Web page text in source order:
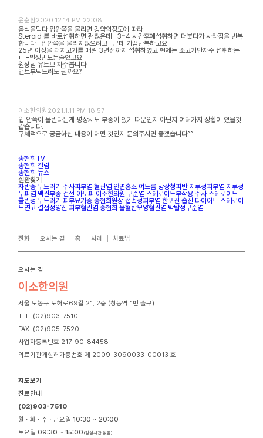
윤춘환2020.12.14 PM 22:08
음식을먹다 입안쪽을 물리면 강약의정도에 따라-
Steroid 를 바로섭취하면 괜찮은데- 3~4 시간후에섭취하면 더붓다가 사라짐을 반복
합니다 -입안쪽을 물리지않으려고 -근데 가끔반복하고요
25년 이상을 돼지고기를 매일 3년전까지 섭취하였고 현제는 소고기만자주 섭취하는
ㄷ -발생빈도는줄었고요
원장님 유트브 자주봅니다
맨트부탁드려도 될까요?
이소한의원 2021.1.11 PM 18:57
입 안쪽이 물린다는게 평상시도 부종이 있기 때문인지 아닌지 여러가지 상황이 있을것
같습니다.
구체적으로 궁금하신 내용이 어떤 것인지 문의주시면 좋겠습니다^^
송현희TV
송현희 칼럼
송현희 뉴스
질환찾기
자반증 두드러기 주사피부염 혈관염 안면홍조 여드름 망상청피반 지루성피부염 지루성
두피염 맥관부종 건선 아토피 이소한의원 구순염 스테로이드부작용 주사 스테로이드
콜린성 두드러기 피부묘기증 송현희원장 접촉성피부염 한포진 습진 다이어트 스테로이
드연고 결절성양진 피부혈관염 송현희 울혈반모양혈관염 박탈성구순염
전화 오시는 길 홈 사례 치료법
오시는 길
이소한의원
서울 도봉구 노해로69길 21, 2층 (창동역 1번 출구)
TEL. (02)903-7510
FAX. (02)905-7520
사업자등록번호 217-90-84458
의료기관개설허가증번호 제 2009-3090033-00013 호
지도보기
진료안내
(02)903-7510
월ㆍ화ㆍ수ㆍ금요일10:30 ~ 20:00
토요일09:30 ~ 15:00 (점심시간 없음)